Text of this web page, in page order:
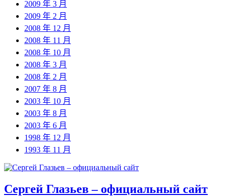
2009 年 3 月
2009 年 2 月
2008 年 12 月
2008 年 11 月
2008 年 10 月
2008 年 3 月
2008 年 2 月
2007 年 8 月
2003 年 10 月
2003 年 8 月
2003 年 6 月
1998 年 12 月
1993 年 11 月
Сергей Глазьев – официальный сайт